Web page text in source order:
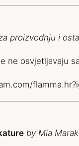
proizvodnju i
ne osvjetljavaju
by Mia